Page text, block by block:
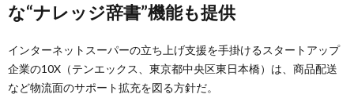
な“ナレッジ辞書”機能も提供
インターネットスーパーの立ち上げ支援を手掛けるスタートアップ
企業の10X（テンエックス、東京都中央区東日本橋）は、商品配送
など物流面のサポート拡充を図る方針だ。